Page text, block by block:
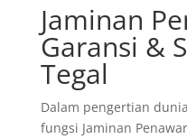
Jaminan
Garansi &
Tegal
Dalam pengertian
fungsi Jaminan